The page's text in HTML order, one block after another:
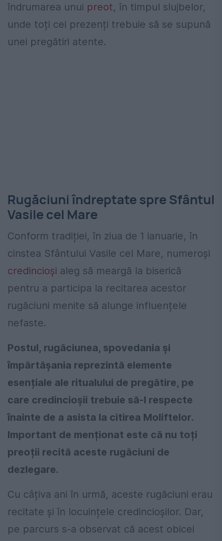
îndrumarea unui preot, în timpul slujbelor,
unde toți cei prezenți trebuie să se supună
unei pregătiri atente.
Rugăciuni îndreptate spre Sfântul
Vasile cel Mare
Conform tradiției, în ziua de 1 ianuarie, în
cinstea Sfântului Vasile cel Mare, numeroși
credincioși aleg să meargă la biserică
pentru a participa la recitarea acestor
rugăciuni menite să alunge influențele
nefaste.
Postul, rugăciunea, spovedania și
împărtășania reprezintă elemente
esențiale ale ritualului de pregătire, pe
care credincioșii trebuie să-l respecte
înainte de a asista la citirea Moliftelor.
Important de menționat este că nu toți
preoții recită aceste rugăciuni de
dezlegare.
Cu câțiva ani în urmă, aceste rugăciuni erau
recitate și în locuințele credincioșilor. Dar,
pe parcurs s-a observat că acest obicei